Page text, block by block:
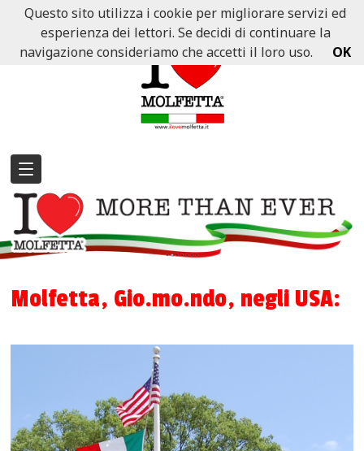
Molfetta, Gio.mo.ndo, negli USA:
Questo sito utilizza i cookie per migliorare servizi ed
esperienza dei lettori. Se decidi di continuare la
navigazione consideriamo che accetti il loro uso.
OK